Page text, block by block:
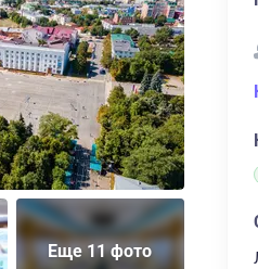
Еще 11 фото